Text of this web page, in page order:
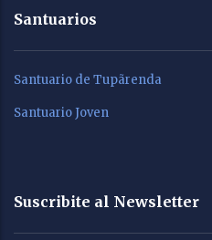
Santuarios
Santuario de Tupãrenda
Santuario Joven
Suscribite al Newsletter